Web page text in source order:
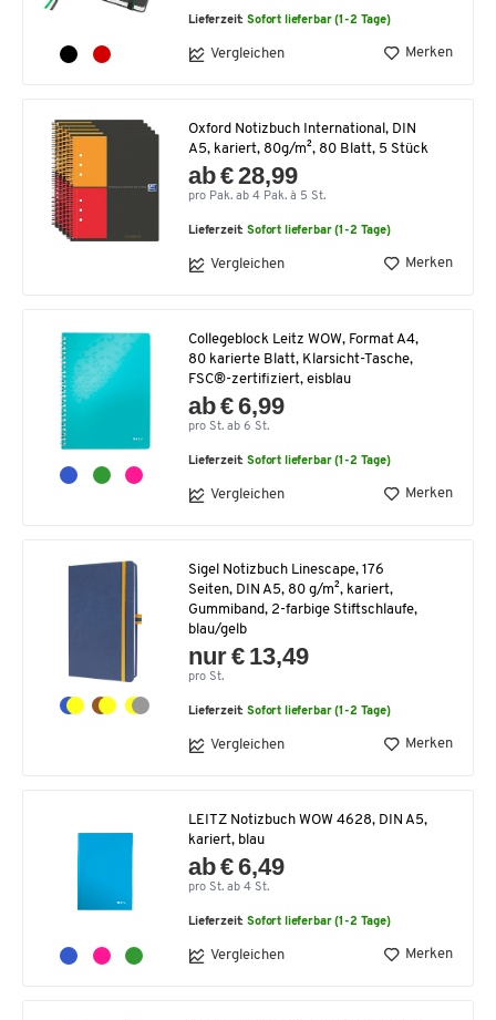
Lieferzeit:Sofort lieferbar (1-2 Tage)
Vergleichen Merken
Oxford Notizbuch International, DIN
A5, kariert, 80g/m², 80 Blatt, 5 Stück
ab € 28,99
pro Pak. ab 4 Pak. à 5 St.
Lieferzeit:Sofort lieferbar (1-2 Tage)
Vergleichen Merken
Collegeblock Leitz WOW, Format A4,
80 karierte Blatt, Klarsicht-Tasche,
FSC®-zertifiziert, eisblau
ab € 6,99
pro St. ab 6 St.
Lieferzeit:Sofort lieferbar (1-2 Tage)
Vergleichen Merken
Sigel Notizbuch Linescape, 176
Seiten, DIN A5, 80 g/m², kariert,
Gummiband, 2-farbige Stiftschlaufe,
blau/gelb
nur € 13,49
pro St.
Lieferzeit:Sofort lieferbar (1-2 Tage)
Vergleichen Merken
LEITZ Notizbuch WOW 4628, DIN A5,
kariert, blau
ab € 6,49
pro St. ab 4 St.
Lieferzeit:Sofort lieferbar (1-2 Tage)
Vergleichen Merken